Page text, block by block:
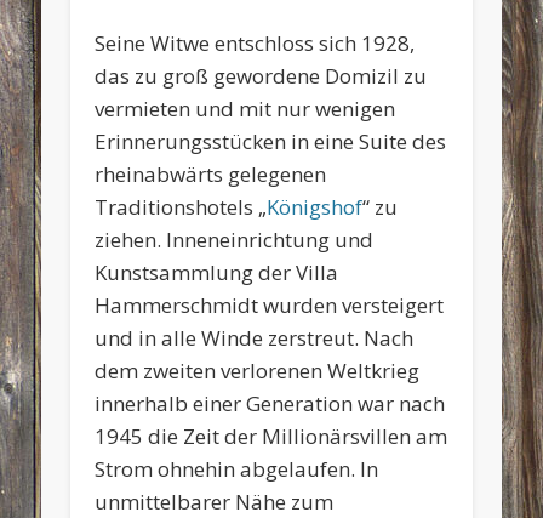
Seine Witwe entschloss sich 1928,
das zu groß gewordene Domizil zu
vermieten und mit nur wenigen
Erinnerungsstücken in eine Suite des
rheinabwärts gelegenen
Traditionshotels „Königshof“ zu
ziehen. Inneneinrichtung und
Kunstsammlung der Villa
Hammerschmidt wurden versteigert
und in alle Winde zerstreut. Nach
dem zweiten verlorenen Weltkrieg
innerhalb einer Generation war nach
1945 die Zeit der Millionärsvillen am
Strom ohnehin abgelaufen. In
unmittelbarer Nähe zum